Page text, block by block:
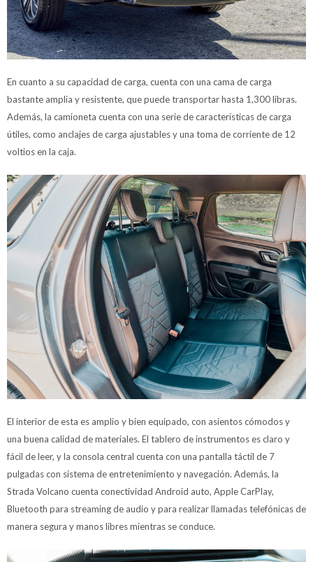
En cuanto a su capacidad de carga, cuenta con una cama de carga
bastante amplia y resistente, que puede transportar hasta 1,300 libras.
Además, la camioneta cuenta con una serie de características de carga
útiles, como anclajes de carga ajustables y una toma de corriente de 12
voltios en la caja.
El interior de esta es amplio y bien equipado, con asientos cómodos y
una buena calidad de materiales. El tablero de instrumentos es claro y
fácil de leer, y la consola central cuenta con una pantalla táctil de 7
pulgadas con sistema de entretenimiento y navegación. Además, la
Strada Volcano cuenta conectividad Android auto, Apple CarPlay,
Bluetooth para streaming de audio y para realizar llamadas telefónicas de
manera segura y manos libres mientras se conduce.